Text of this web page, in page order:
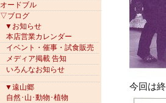
今回は
オードブル
▽ブログ
▼お知らせ
本店営業カレンダー
イベント・催事・試食販売
メディア掲載 告知
いろんなお知らせ
▼遠山郷
自然･山･動物･植物